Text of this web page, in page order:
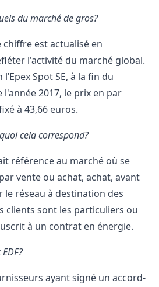
du marché de gros?
chiffre est actualisé en
l'activité du marché global.
Epex Spot SE, à la fin du
2017, le prix en par
à 43,66 euros.
cela correspond?
référence au marché où se
vente ou achat, achat, avant
le réseau à destination des
clients sont les particuliers ou
à un contrat en énergie.
ayant signé un accord-